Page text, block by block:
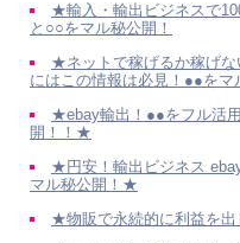
★輸入・輸出ビジネスで
と○○をマル秘公開！
★ネットで稼げるか稼げ
にはこの情報は必見！●●を
★ebay輸出！●●をフル活
開！！★
★円安！輸出ビジネス ebay・Amazonのメリット・デメリットを
マル秘公開！★
★物販で永続的に利益を